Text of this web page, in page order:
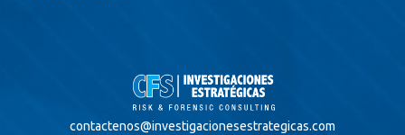
contactenos@investigacionesestrategicas.com